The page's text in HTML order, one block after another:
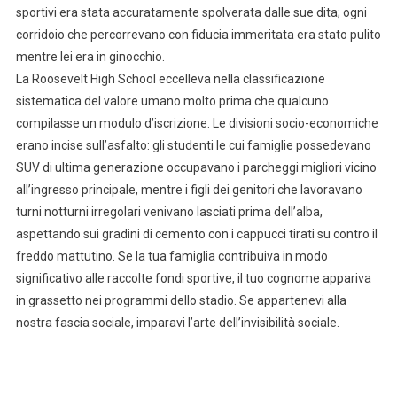
sportivi era stata accuratamente spolverata dalle sue dita; ogni
corridoio che percorrevano con fiducia immeritata era stato pulito
mentre lei era in ginocchio.
La Roosevelt High School eccelleva nella classificazione
sistematica del valore umano molto prima che qualcuno
compilasse un modulo d’iscrizione. Le divisioni socio-economiche
erano incise sull’asfalto: gli studenti le cui famiglie possedevano
SUV di ultima generazione occupavano i parcheggi migliori vicino
all’ingresso principale, mentre i figli dei genitori che lavoravano
turni notturni irregolari venivano lasciati prima dell’alba,
aspettando sui gradini di cemento con i cappucci tirati su contro il
freddo mattutino. Se la tua famiglia contribuiva in modo
significativo alle raccolte fondi sportive, il tuo cognome appariva
in grassetto nei programmi dello stadio. Se appartenevi alla
nostra fascia sociale, imparavi l’arte dell’invisibilità sociale.